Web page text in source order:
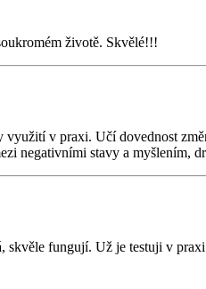
životě. Skvělé!!!
v praxi. Učí dovednost
negativními stavy a myšlením,
skvěle fungují. Už je testuji v